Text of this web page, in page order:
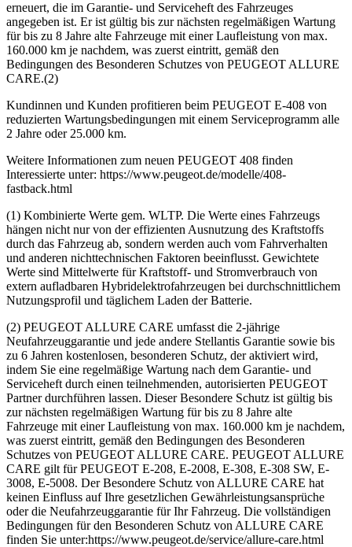
erneuert, die im Garantie- und Serviceheft des Fahrzeuges
angegeben ist. Er ist gültig bis zur nächsten regelmäßigen Wartung
für bis zu 8 Jahre alte Fahrzeuge mit einer Laufleistung von max.
160.000 km je nachdem, was zuerst eintritt, gemäß den
Bedingungen des Besonderen Schutzes von PEUGEOT ALLURE
CARE.(2)
Kundinnen und Kunden profitieren beim PEUGEOT E-408 von
reduzierten Wartungsbedingungen mit einem Serviceprogramm alle
2 Jahre oder 25.000 km.
Weitere Informationen zum neuen PEUGEOT 408 finden
Interessierte unter: https://www.peugeot.de/modelle/408-
fastback.html
(1) Kombinierte Werte gem. WLTP. Die Werte eines Fahrzeugs
hängen nicht nur von der effizienten Ausnutzung des Kraftstoffs
durch das Fahrzeug ab, sondern werden auch vom Fahrverhalten
und anderen nichttechnischen Faktoren beeinflusst. Gewichtete
Werte sind Mittelwerte für Kraftstoff- und Stromverbrauch von
extern aufladbaren Hybridelektrofahrzeugen bei durchschnittlichem
Nutzungsprofil und täglichem Laden der Batterie.
(2) PEUGEOT ALLURE CARE umfasst die 2-jährige
Neufahrzeuggarantie und jede andere Stellantis Garantie sowie bis
zu 6 Jahren kostenlosen, besonderen Schutz, der aktiviert wird,
indem Sie eine regelmäßige Wartung nach dem Garantie- und
Serviceheft durch einen teilnehmenden, autorisierten PEUGEOT
Partner durchführen lassen. Dieser Besondere Schutz ist gültig bis
zur nächsten regelmäßigen Wartung für bis zu 8 Jahre alte
Fahrzeuge mit einer Laufleistung von max. 160.000 km je nachdem,
was zuerst eintritt, gemäß den Bedingungen des Besonderen
Schutzes von PEUGEOT ALLURE CARE. PEUGEOT ALLURE
CARE gilt für PEUGEOT E-208, E-2008, E-308, E-308 SW, E-
3008, E-5008. Der Besondere Schutz von ALLURE CARE hat
keinen Einfluss auf Ihre gesetzlichen Gewährleistungsansprüche
oder die Neufahrzeuggarantie für Ihr Fahrzeug. Die vollständigen
Bedingungen für den Besonderen Schutz von ALLURE CARE
finden Sie unter:https://www.peugeot.de/service/allure-care.html